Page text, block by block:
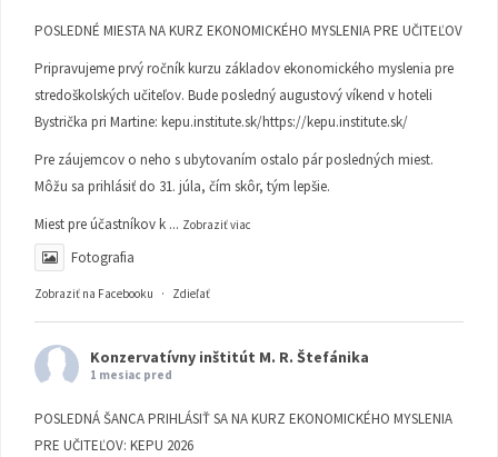
POSLEDNÉ MIESTA NA KURZ EKONOMICKÉHO MYSLENIA PRE UČITEĽOV
Pripravujeme prvý ročník kurzu základov ekonomického myslenia pre
stredoškolských učiteľov. Bude posledný augustový víkend v hoteli
Bystrička pri Martine: kepu.institute.sk/https://kepu.institute.sk/
Pre záujemcov o neho s ubytovaním ostalo pár posledných miest.
Môžu sa prihlásiť do 31. júla, čím skôr, tým lepšie.
Miest pre účastníkov k ... Zobraziť viac
Fotografia
Zobraziť na Facebooku · Zdieľať
Konzervatívny inštitút M. R. Štefánika
1 mesiac pred
POSLEDNÁ ŠANCA PRIHLÁSIŤ SA NA KURZ EKONOMICKÉHO MYSLENIA
PRE UČITEĽOV: KEPU 2026